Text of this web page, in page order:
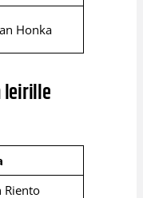
Honka
leirille
Riento